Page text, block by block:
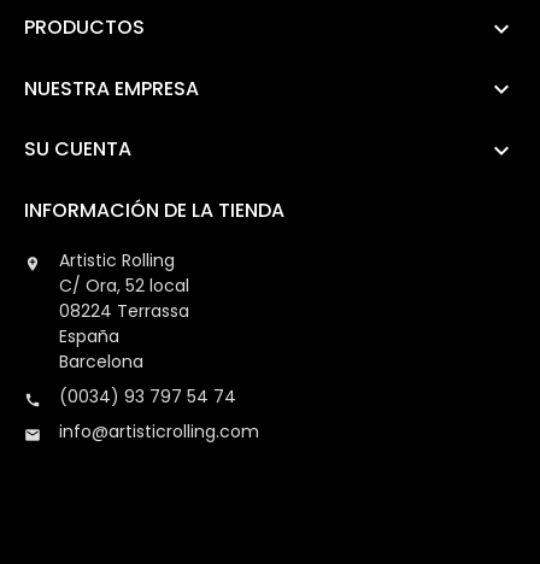
PRODUCTOS 
NUESTRA EMPRESA 
SU CUENTA 
INFORMACIÓN DE LA TIENDA

Artistic Rolling
C/ Ora, 52 local
08224 Terrassa
España
Barcelona
 (0034) 93 797 54 74
 info@artisticrolling.com